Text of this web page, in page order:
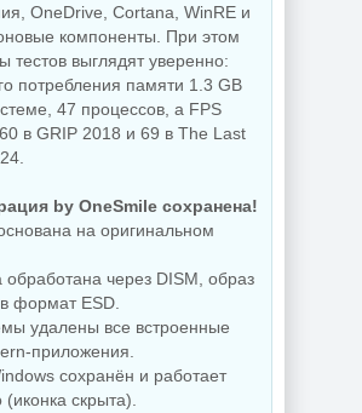
Krita
NEW
Lasso Pro
18.2.3.42
NEW
NEW NEW
OneDrive, Cortana, WinRE и
компоненты. При этом
тестов выглядят уверенно:
потребления памяти 1.3 GB
47 процессов, а FPS
в GRIP 2018 и 69 в The Last
by OneSmile сохранена!
на оригинальном
обработана через DISM, образ
формат ESD.
удалены все встроенные
приложения.
сохранён и работает
(иконка скрыта).